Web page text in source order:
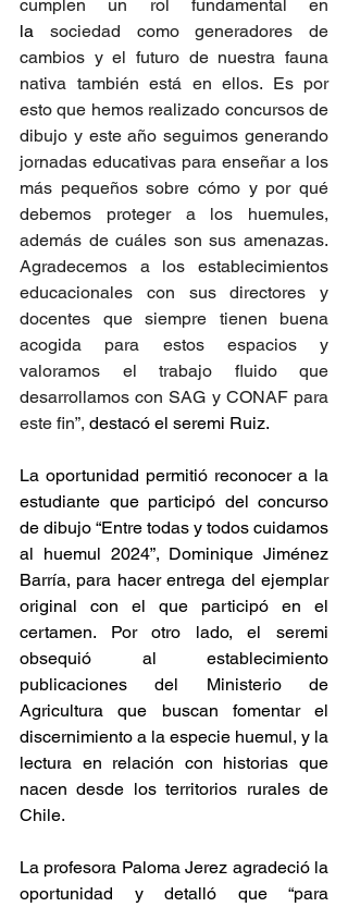
la sociedad como generadores de
cambios y el futuro de nuestra fauna
nativa también está en ellos. Es por
esto que hemos realizado concursos de
dibujo y este año seguimos generando
jornadas educativas para enseñar a los
más pequeños sobre cómo y por qué
debemos proteger a los huemules,
además de cuáles son sus amenazas.
Agradecemos a los establecimientos
educacionales con sus directores y
docentes que siempre tienen buena
acogida para estos espacios y
valoramos el trabajo fluido que
desarrollamos con SAG y CONAF para
este fin”, destacó el seremi Ruiz.
La oportunidad permitió reconocer a la
estudiante que participó del concurso
de dibujo “Entre todas y todos cuidamos
al huemul 2024”, Dominique Jiménez
Barría, para hacer entrega del ejemplar
original con el que participó en el
certamen. Por otro lado, el seremi
obsequió al establecimiento
publicaciones del Ministerio de
Agricultura que buscan fomentar el
discernimiento a la especie huemul, y la
lectura en relación con historias que
nacen desde los territorios rurales de
Chile.
La profesora Paloma Jerez agradeció la
oportunidad y detalló que “para